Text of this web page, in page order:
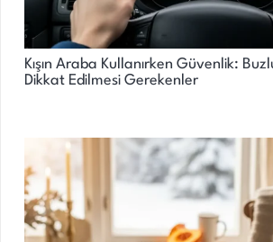
Kışın Araba Kullanırken Güvenlik:
Dikkat Edilmesi Gerekenler